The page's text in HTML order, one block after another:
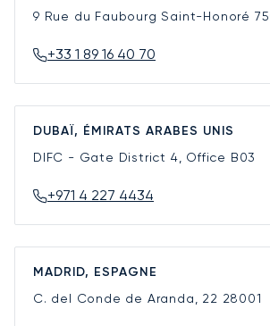
9 Rue du Faubourg Saint-Honoré
+33 1 89 16 40 70
DUBAÏ, ÉMIRATS ARABES UNIS
DIFC - Gate District 4, Office B03
+971 4 227 4434
MADRID, ESPAGNE
C. del Conde de Aranda, 22 28001